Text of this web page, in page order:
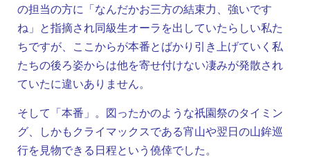
の担当の方に「なんだかお三方の結束力、強いです
ね」と指摘され同級生オーラを出していたらしい私た
ちですが、ここからが本番とばかり引き上げていく私
たちの後ろ姿からは他を寄せ付けない凄みが発散され
ていたに違いありません。
そして「本番」。図ったかのような祇園祭のタイミン
グ、しかもクライマックスである宵山や翌日の山鉾巡
行を見物できる日程という僥倖でした。